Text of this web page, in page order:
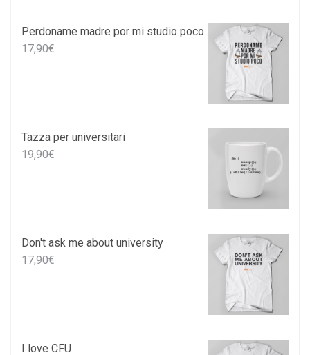
Perdoname madre por mi studio poco
17,90€
Tazza per universitari
19,90€
Don't ask me about university
17,90€
I love CFU